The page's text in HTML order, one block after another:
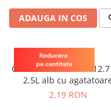
Ingrasaminte de baza
Ingrasaminte lichide
Ingrasaminte solubile
Alveole, tavi si ghivece
Folii si plase agricole
Materiale pentru solarii
ADAUGA IN COS
Teku
Ghiveci rotund 19 x
2.5L alb cu
2,19 RON